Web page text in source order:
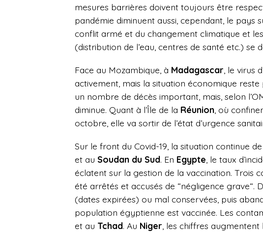
mesures barrières doivent toujours être
pandémie diminuent aussi, cependant, le pays
conflit armé et du changement climatique et
(distribution de l’eau, centres de santé etc.) se
Face au Mozambique, à Madagascar , le virus
activement, mais la situation économique
un nombre de décès important, mais, selon
diminue. Quant à l’Île de la Réunion , où
octobre, elle va sortir de l’état d’urgence
Sur le front du Covid-19, la situation continue
et au Soudan du Sud. En Egypte , le taux
éclatent sur la gestion de la vaccination. Trois
été arrêtés et accusés de “négligence grave“.
(dates expirées) ou mal conservées, puis
population égyptienne est vaccinée. Les
et au Tchad. Au Niger , les chiffres